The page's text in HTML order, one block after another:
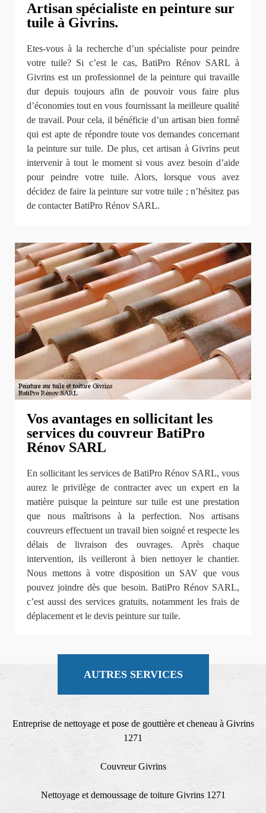
Artisan spécialiste en peinture sur
tuile à Givrins.
Etes-vous à la recherche d’un spécialiste pour peindre
votre tuile? Si c’est le cas, BatiPro Rénov SARL à
Givrins est un professionnel de la peinture qui travaille
dur depuis toujours afin de pouvoir vous faire plus
d’économies tout en vous fournissant la meilleure qualité
de travail. Pour cela, il bénéficie d’un artisan bien formé
qui est apte de répondre toute vos demandes concernant
la peinture sur tuile. De plus, cet artisan à Givrins peut
intervenir à tout le moment si vous avez besoin d’aide
pour peindre votre tuile. Alors, lorsque vous avez
décidez de faire la peinture sur votre tuile ; n’hésitez pas
de contacter BatiPro Rénov SARL.
Vos avantages en sollicitant les
services du couvreur BatiPro
Rénov SARL
En sollicitant les services de BatiPro Rénov SARL, vous
aurez le privilège de contracter avec un expert en la
matière puisque la peinture sur tuile est une prestation
que nous maîtrisons à la perfection. Nos artisans
couvreurs effectuent un travail bien soigné et respecte les
délais de livraison des ouvrages. Après chaque
intervention, ils veilleront à bien nettoyer le chantier.
Nous mettons à votre disposition un SAV que vous
pouvez joindre dès que besoin. BatiPro Rénov SARL,
c’est aussi des services gratuits, notamment les frais de
déplacement et le devis peinture sur tuile.
AUTRES SERVICES
Entreprise de nettoyage et pose de gouttière et cheneau à Givrins
1271
Couvreur Givrins
Nettoyage et demoussage de toiture Givrins 1271